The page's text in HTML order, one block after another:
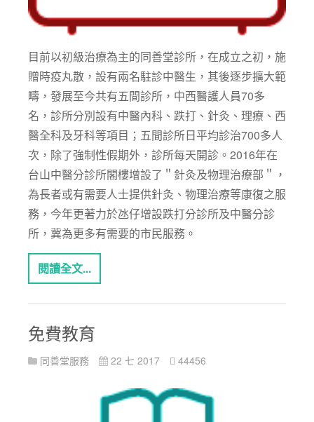
目前以初級治療為主的同善堂診所，在成立之初，施
贈時疫丸散，設有兩名駐診中醫生，其後逐步擴大範
疇，發展至今共有五間診所，中西醫護人員70多
名，診所分別設有中醫內科、跌打、針灸、理療、西
醫全科及牙科等項目；五間診所日平均診治700多人
次，除了強制性假期外，診所每天開診。2016年在
台山中醫分診所閣樓增設了＂針灸及物理治療部＂，
為長者或有需要人士提供針灸、物理治療等康復之服
務，今年更著力於氹仔增設跌打分診所及中醫分診
所，冀為更多有需要的市民服務。
閱讀全文...
免費教育
同善堂服務 22 七 2017 44456